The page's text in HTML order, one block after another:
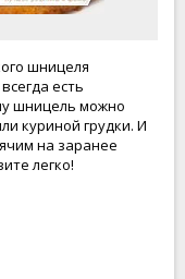
шницеля
есть
шницель можно
куриной грудки. И
на заранее
легко!